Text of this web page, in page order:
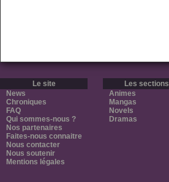
Le site
News
Chroniques
FAQ
Qui sommes-nous ?
Nos partenaires
Faites-nous connaitre
Nous contacter
Nous soutenir
Mentions légales
Les sections
Animes
Mangas
Novels
Dramas